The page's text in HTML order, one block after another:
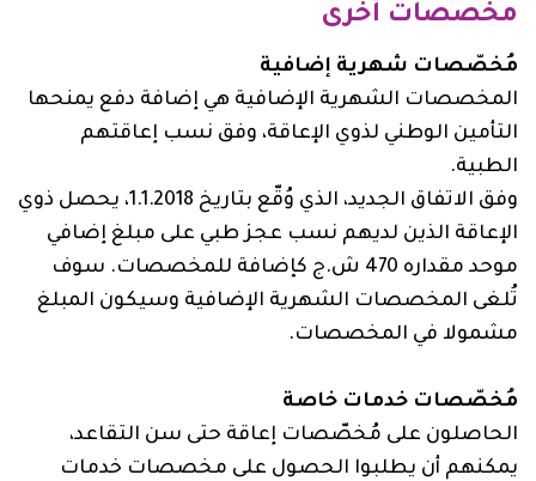
مخصصات أخرى
مُخصّصات شهرية إضافية
المخصصات الشهرية الإضافية هي إضافة دفع يمنحها
التأمين الوطني لذوي الإعاقة، وفق نسب إعاقتهم
الطبية.
وفق الاتفاق الجديد، الذي وُقّع بتاريخ 1.1.2018، يحصل ذوي
الإعاقة الذين لديهم نسب عجز طبي على مبلغ إضافي
موحد مقداره 470 ش.ج كإضافة للمخصصات. سوف
تُلغى المخصصات الشهرية الإضافية وسيكون المبلغ
مشمولا في المخصصات.
مُخصّصات خدمات خاصة
الحاصلون على مُخصّصات إعاقة حتى سن التقاعد،
يمكنهم أن يطلبوا الحصول على مخصصات خدمات